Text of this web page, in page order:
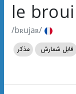
le
/bʀujaʀ/
قابل شمارش
مذکر